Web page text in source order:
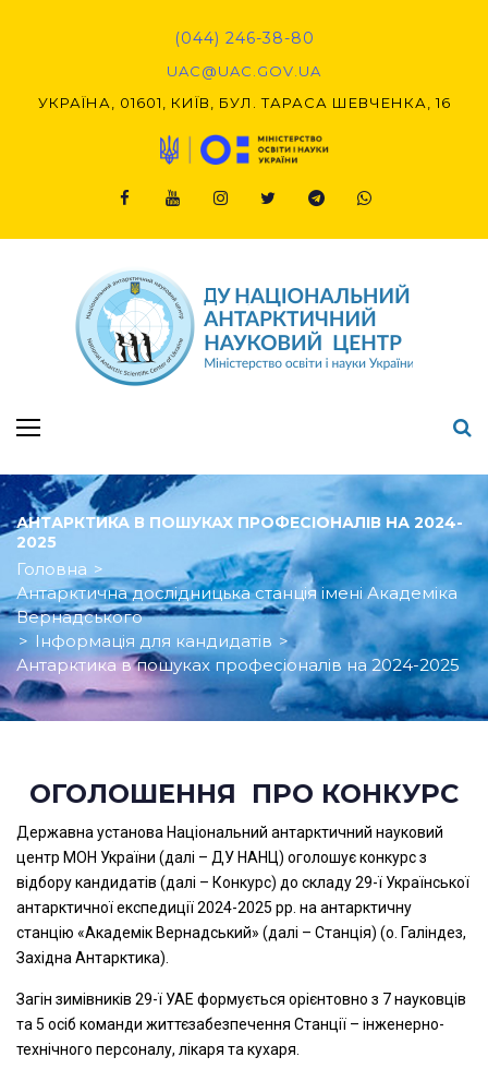
(044) 246-38-80
UAC@UAC.GOV.UA​​
УКРАЇНА, 01601, КИЇВ, БУЛ. ТАРАСА ШЕВЧЕНКА, 16
АНТАРКТИКА В ПОШУКАХ ПРОФЕСІОНАЛІВ НА 2024-
2025
Головна >
Антарктична дослідницька станція імені Академіка
Вернадського
> Інформація для кандидатів >
Антарктика в пошуках професіоналів на 2024-2025
ОГОЛОШЕННЯ ПРО КОНКУРС
Державна установа Національний антарктичний науковий
центр МОН України (далі – ДУ НАНЦ) оголошує конкурс з
відбору кандидатів (далі – Конкурс) до складу 29-ї Української
антарктичної експедиції 2024-2025 рр. на антарктичну
станцію «Академік Вернадський» (далі – Станція) (о. Галіндез,
Західна Антарктика).
Загін зимівників 29-ї УАЕ формується орієнтовно з 7 науковців
та 5 осіб команди життєзабезпечення Станції – інженерно-
технічного персоналу, лікаря та кухаря.